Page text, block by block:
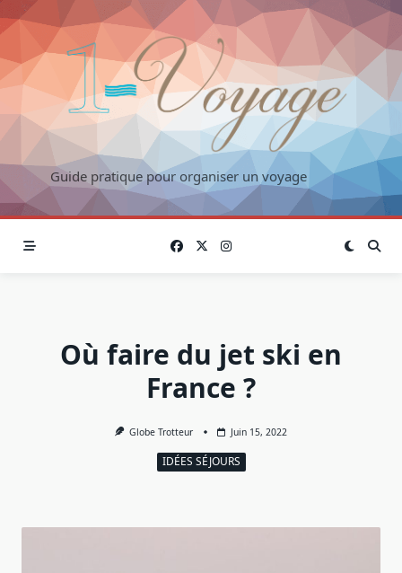
Skip
to
content
Guide pratique pour organiser un voyage
Où faire du jet ski en
France ?
Globe Trotteur Juin 15, 2022
IDÉES SÉJOURS